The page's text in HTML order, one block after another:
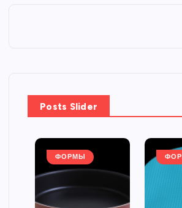
Posts Slider
ФОРМЫ